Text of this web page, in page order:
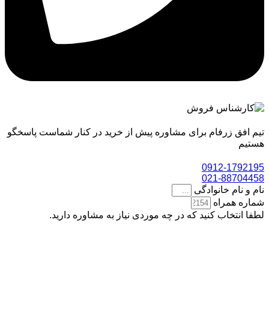
تیم افق زرفام برای مشاوره پیش از خرید در کنار شماست پاسخگو
هستیم
0912-1792195
021-88704458
نام و نام خانوادگی
شماره همراه
لطفا انتخاب کنید که در چه موردی نیاز به مشاوره دارید.